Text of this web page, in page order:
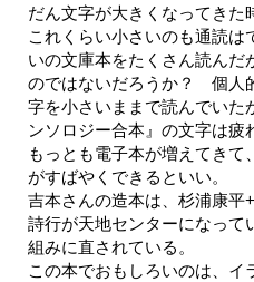
だん文字が大きくなってきた
これくらい小さいのも通読は
いの文庫本をたくさん読んだ
のではないだろうか？ 個人
字を小さいままで読んでいた
ンソロジー合本』の文字は疲
もっとも電子本が増えてきて
がすばやくできるといい。
吉本さんの造本は、杉浦康平
詩行が天地センターになって
組みに直されている。
この本でおもしろいのは、